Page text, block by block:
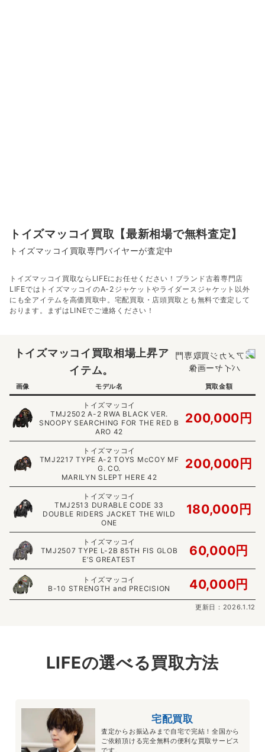
トイズマッコイ買取【最新相場で無料査定】
トイズマッコイ買取専門バイヤーが査定中
トイズマッコイ買取ならLIFEにお任せください！ブランド古着専門店
LIFEではトイズマッコイのA-2ジャケットやライダースジャケット以外
にも全アイテムを高価買取中。宅配買取・店頭買取とも無料で査定して
おります。まずはLINEでご連絡ください！
トイズマッコイ買取相場上昇ア
イテム。
画像 モデル名 買取金額
トイズマッコイ
TMJ2502 A-2 RWA BLACK VER.
SNOOPY SEARCHING FOR THE RED B
ARO 42
200,000円
トイズマッコイ
TMJ2217 TYPE A-2 TOYS McCOY MF
G. CO.
MARILYN SLEPT HERE 42
200,000円
トイズマッコイ
TMJ2513 DURABLE CODE 33
DOUBLE RIDERS JACKET THE WILD
ONE
180,000円
トイズマッコイ
TMJ2507 TYPE L-2B 85TH FIS GLOB
E’S GREATEST
60,000円
トイズマッコイ
B-10 STRENGTH and PRECISION
40,000円
更新日：2026.1.12
LIFEの選べる買取方法
宅配買取
査定からお振込みまで自宅で完結！全国から
ご依頼頂ける完全無料の便利な買取サービス
です。